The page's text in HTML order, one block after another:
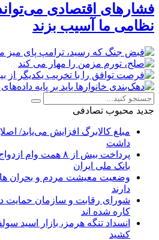
فشارهای اقتصادی
نظامی ما آسیب بزند
جدید محبوب تصادفی
مبلغ کالابرگ افزایش می‌یابد/
داشت
پرداخت بیش از ۸
بانک ملی ایران
وضعیت معیشت مردم و بحران های
دارند
شورای رقابت و سازمان حمایت
کاره شده اند
انسداد تنگه هرمز، بازار اسید
کشید